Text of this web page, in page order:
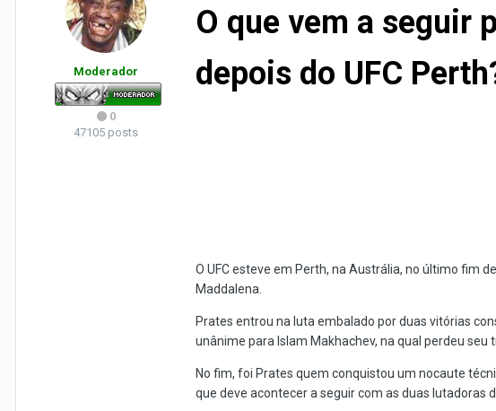
Moderador
0
47105 posts
O que vem a seguir
depois do UFC
O UFC esteve em Perth, na Austrália, no último fim
Maddalena.
Prates entrou na luta embalado por duas vitórias
unânime para Islam Makhachev, na qual perdeu seu
No fim, foi Prates quem conquistou um nocaute
que deve acontecer a seguir com as duas lutadoras